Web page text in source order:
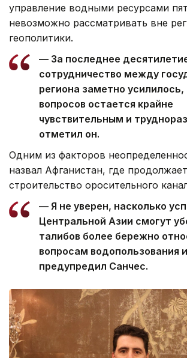
управление водными ресурсами
невозможно рассматривать вне
геополитики.
— За последнее
сотрудничество между
региона заметно
вопросов остается крайне
чувствительным и
отметил он.
Одним из факторов
назвал Афганистан, где
строительство оросительного
— Я не уверен, насколько
Центральной Азии смогут
талибов более бережно
вопросам водопользования
предупредил Санчес.